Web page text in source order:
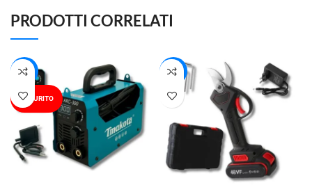
PRODOTTI CORRELATI
-19%
ESAURITO
-19%